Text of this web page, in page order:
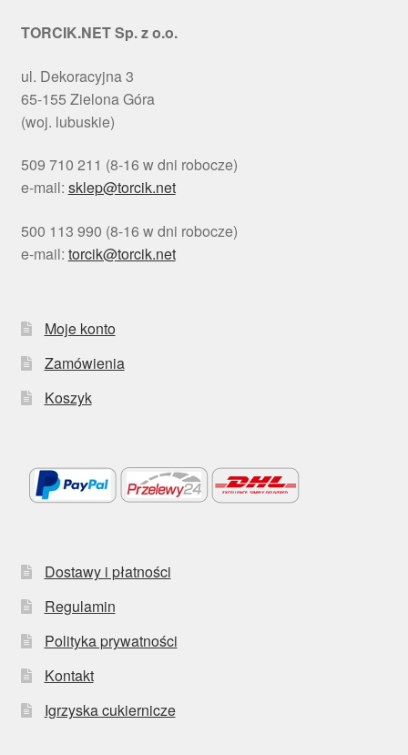
TORCIK.NET Sp. z o.o.
ul. Dekoracyjna 3
65-155 Zielona Góra
(woj. lubuskie)
509 710 211 (8-16 w dni robocze)
e-mail: sklep@torcik.net
500 113 990 (8-16 w dni robocze)
e-mail: torcik@torcik.net
Moje konto
Zamówienia
Koszyk
Dostawy i płatności
Regulamin
Polityka prywatności
Kontakt
Igrzyska cukiernicze